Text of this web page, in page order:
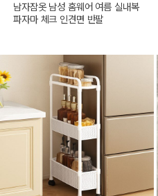
남자잠옷 남성 홈웨어 여름 실내복
파자마 체크 인견면 반팔